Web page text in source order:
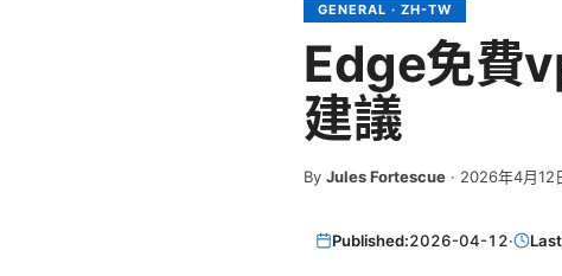
GENERAL · ZH-TW
Edge免費
建議
By Jules Fortescue · 2026年4月12
Published:2026-04-12·